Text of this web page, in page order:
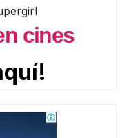
cines